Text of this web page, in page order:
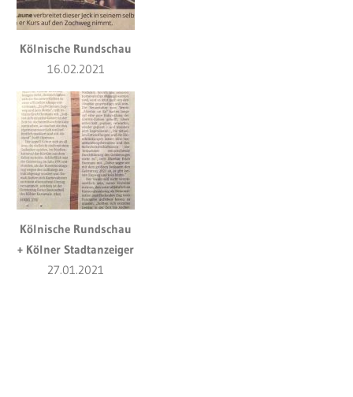
Kölnische Rundschau
16.02.2021
Kölnische Rundschau
+ Kölner Stadtanzeiger
27.01.2021